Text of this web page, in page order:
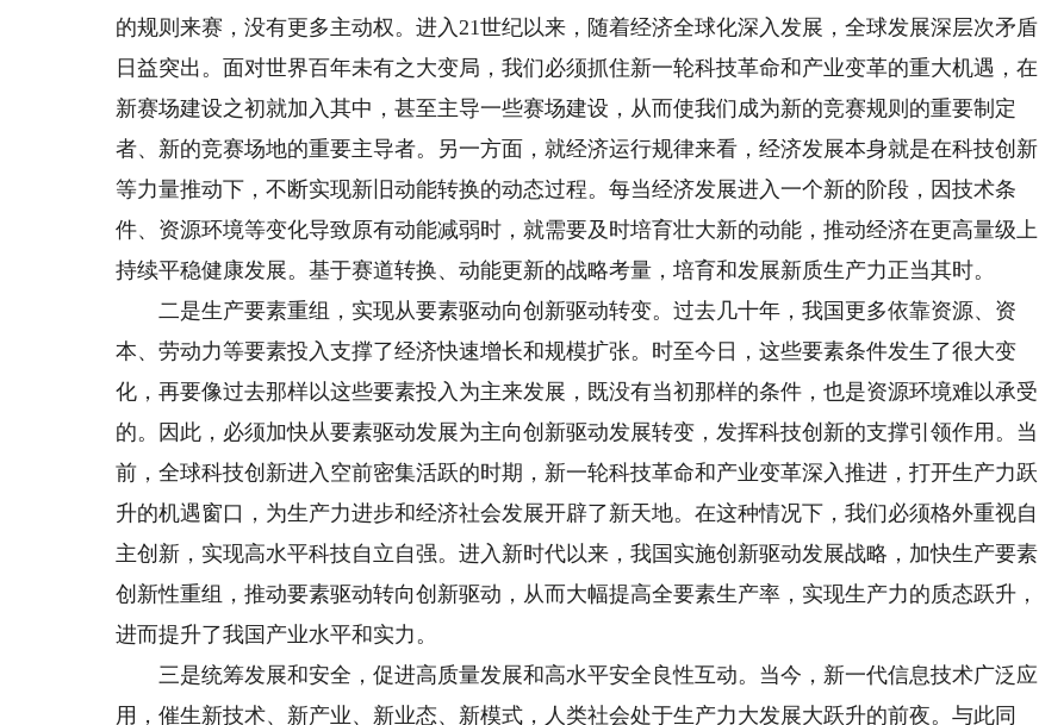
的规则来赛，没有更多主动权。进入21世纪以来，随着经济全球化深入发展，全球发展深层次矛盾
日益突出。面对世界百年未有之大变局，我们必须抓住新一轮科技革命和产业变革的重大机遇，在
新赛场建设之初就加入其中，甚至主导一些赛场建设，从而使我们成为新的竞赛规则的重要制定
者、新的竞赛场地的重要主导者。另一方面，就经济运行规律来看，经济发展本身就是在科技创新
等力量推动下，不断实现新旧动能转换的动态过程。每当经济发展进入一个新的阶段，因技术条
件、资源环境等变化导致原有动能减弱时，就需要及时培育壮大新的动能，推动经济在更高量级上
持续平稳健康发展。基于赛道转换、动能更新的战略考量，培育和发展新质生产力正当其时。
二是生产要素重组，实现从要素驱动向创新驱动转变。过去几十年，我国更多依靠资源、资
本、劳动力等要素投入支撑了经济快速增长和规模扩张。时至今日，这些要素条件发生了很大变
化，再要像过去那样以这些要素投入为主来发展，既没有当初那样的条件，也是资源环境难以承受
的。因此，必须加快从要素驱动发展为主向创新驱动发展转变，发挥科技创新的支撑引领作用。当
前，全球科技创新进入空前密集活跃的时期，新一轮科技革命和产业变革深入推进，打开生产力跃
升的机遇窗口，为生产力进步和经济社会发展开辟了新天地。在这种情况下，我们必须格外重视自
主创新，实现高水平科技自立自强。进入新时代以来，我国实施创新驱动发展战略，加快生产要素
创新性重组，推动要素驱动转向创新驱动，从而大幅提高全要素生产率，实现生产力的质态跃升，
进而提升了我国产业水平和实力。
三是统筹发展和安全，促进高质量发展和高水平安全良性互动。当今，新一代信息技术广泛应
用，催生新技术、新产业、新业态、新模式，人类社会处于生产力大发展大跃升的前夜。与此同